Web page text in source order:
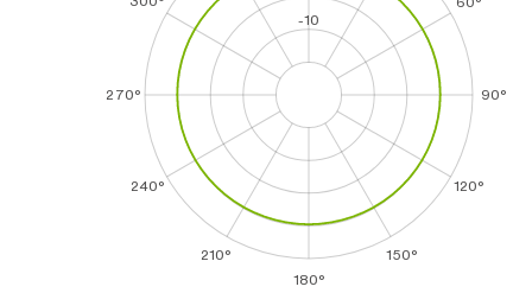
90°
120°
150°
180°
210°
240°
270°
-10